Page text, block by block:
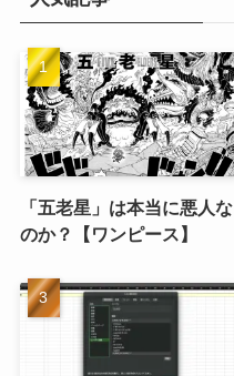
「五老星」は本当に悪人な
のか？【ワンピース】